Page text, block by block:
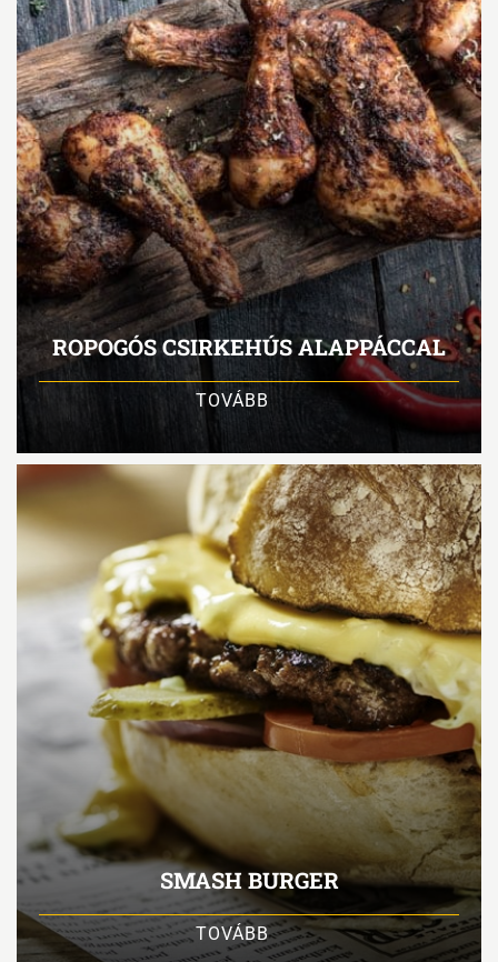
ROPOGÓS CSIRKEHÚS ALAPPÁCCAL
TOVÁBB
SMASH BURGER
TOVÁBB